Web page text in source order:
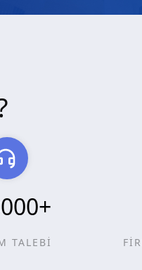
+
TALEBİ